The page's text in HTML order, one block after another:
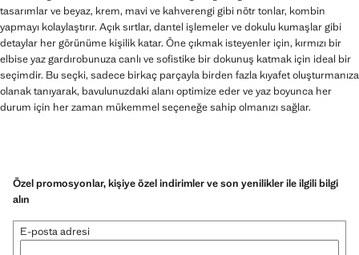
tasarımlar ve beyaz, krem, mavi ve kahverengi gibi nötr tonlar, kombin
yapmayı kolaylaştırır. Açık sırtlar, dantel işlemeler ve dokulu kumaşlar gibi
detaylar her görünüme kişilik katar. Öne çıkmak isteyenler için, kırmızı bir
elbise yaz gardırobunuza canlı ve sofistike bir dokunuş katmak için ideal bir
seçimdir. Bu seçki, sadece birkaç parçayla birden fazla kıyafet oluşturmanıza
olanak tanıyarak, bavulunuzdaki alanı optimize eder ve yaz boyunca her
durum için her zaman mükemmel seçeneğe sahip olmanızı sağlar.
Özel promosyonlar, kişiye özel indirimler ve son yenilikler ile ilgili bilgi
alın
E-posta adresi